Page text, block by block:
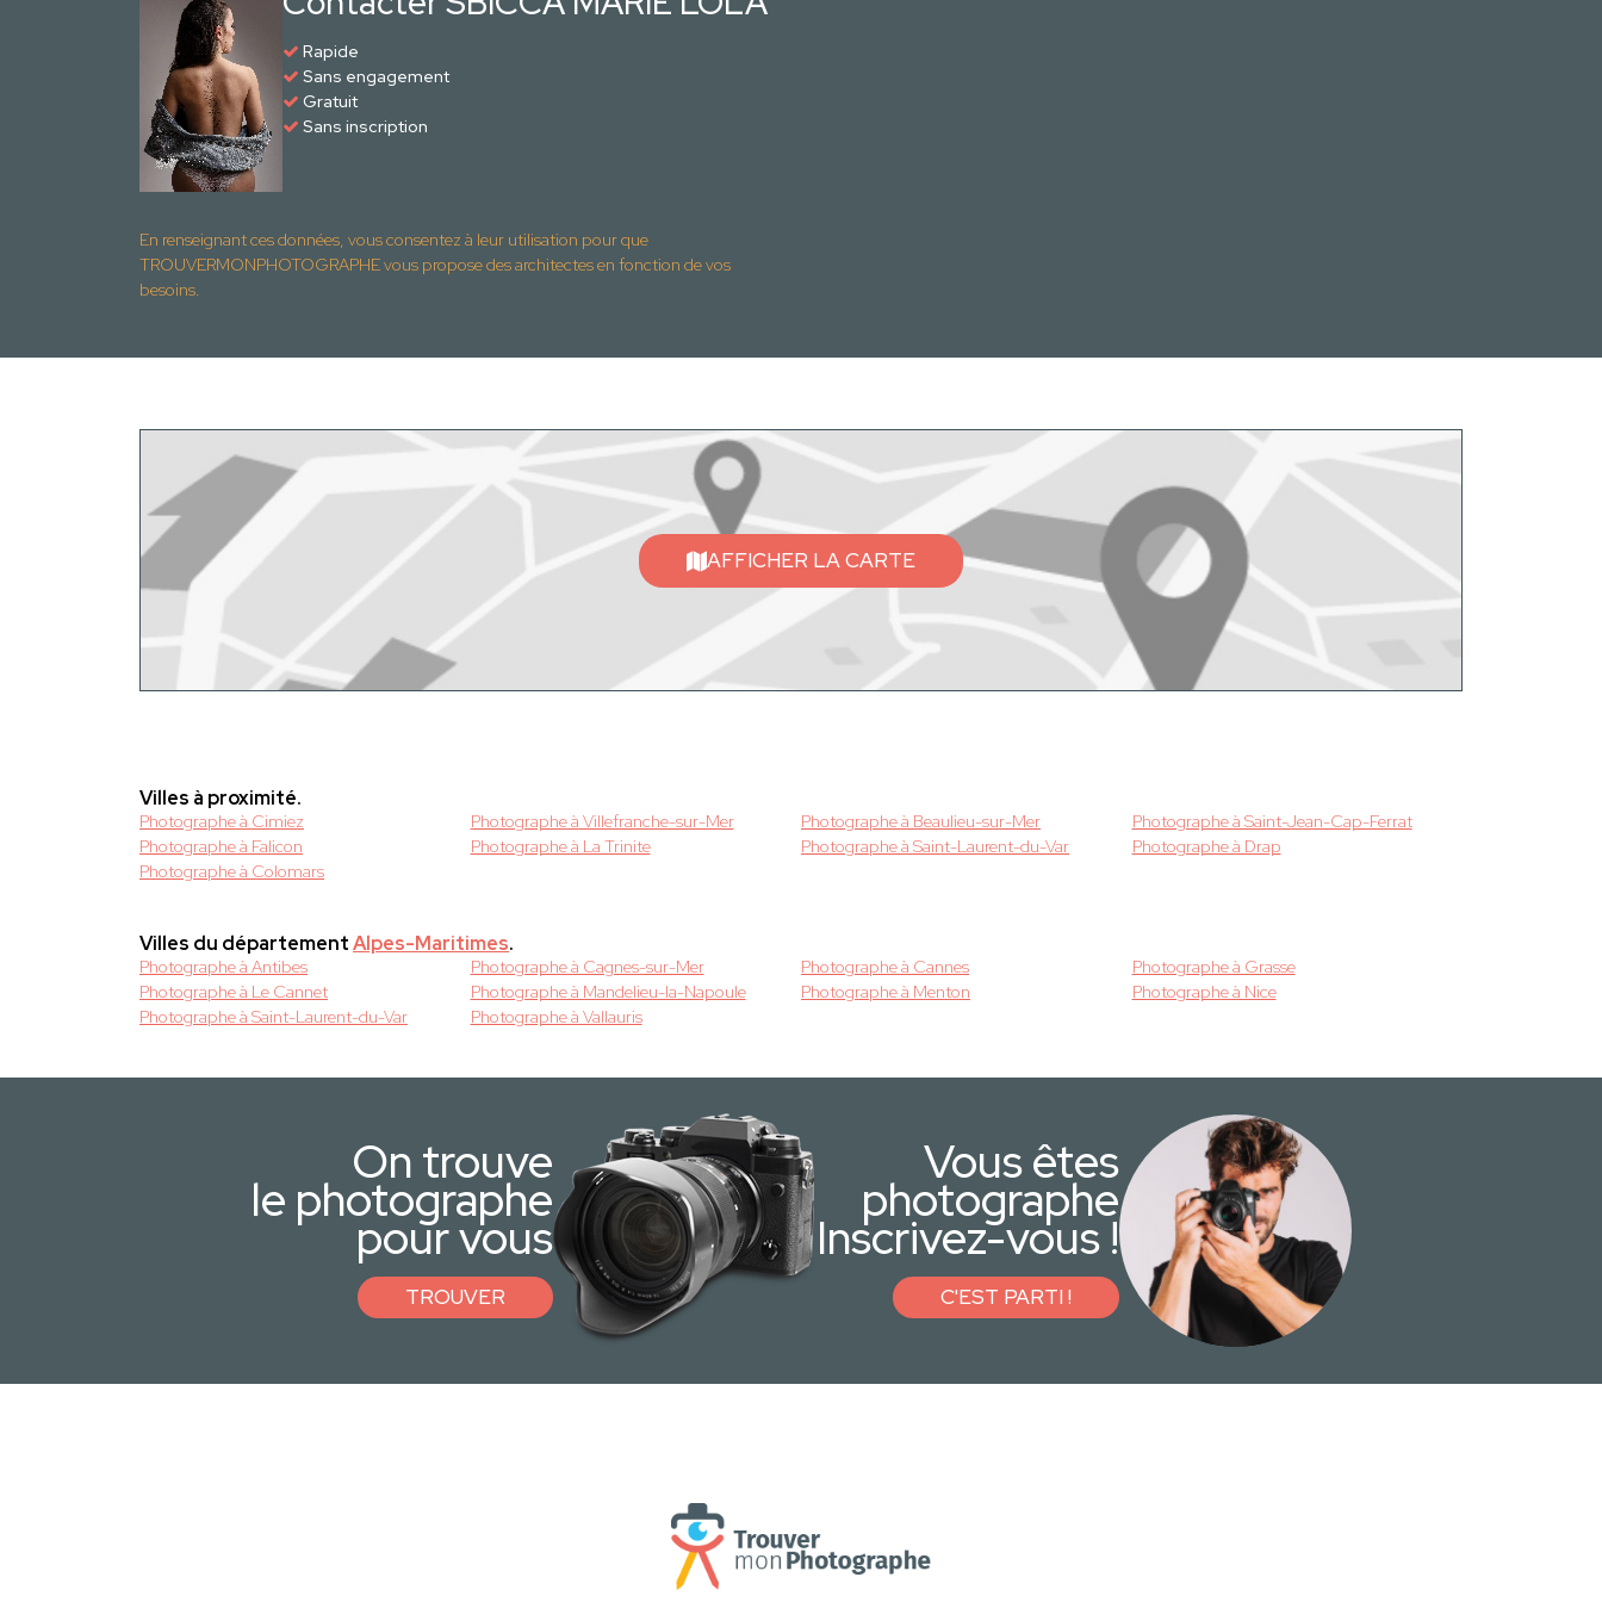
Rapide
Sans engagement
Gratuit
Sans inscription
En renseignant ces données, vous consentez à leur utilisation pour que
TROUVERMONPHOTOGRAPHE vous propose des architectes en fonction de vos
besoins.
AFFICHER LA CARTE
Villes à proximité.
Photographe à Cimiez Photographe à Villefranche-sur-Mer Photographe à Beaulieu-sur-Mer
Photographe à Saint-Jean-Cap-Ferrat
Photographe à Falicon
Photographe à La Trinite Photographe à Saint-Laurent-du-Var
Photographe à Drap
Photographe à Colomars
Villes du départementAlpes-Maritimes.
Photographe à Antibes Photographe à Cagnes-sur-Mer Photographe à Cannes
Photographe à Grasse
Photographe à Le Cannet
Photographe à Mandelieu-la-Napoule Photographe à Menton
Photographe à Nice
Photographe à Saint-Laurent-du-Var
Photographe à Vallauris
On trouve
le photographe
pour vous
TROUVER
Vous êtes
photographe
Inscrivez-vous !
C'EST PARTI !